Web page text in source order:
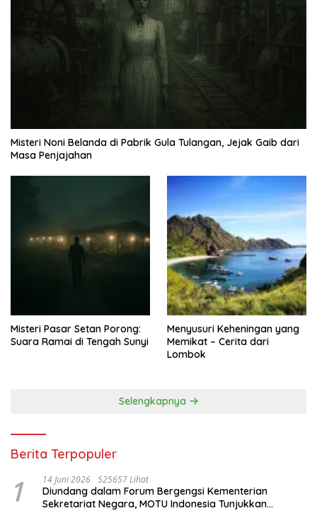
Misteri Noni Belanda di Pabrik Gula Tulangan, Jejak Gaib dari
Masa Penjajahan
Misteri Pasar Setan Porong:
Suara Ramai di Tengah Sunyi
Menyusuri Keheningan yang
Memikat – Cerita dari
Lombok
Selengkapnya
Berita Terpopuler
1 14 Juni 2026 525657 Lihat
Diundang dalam Forum Bergengsi Kementerian
Sekretariat Negara, MOTU Indonesia Tunjukkan